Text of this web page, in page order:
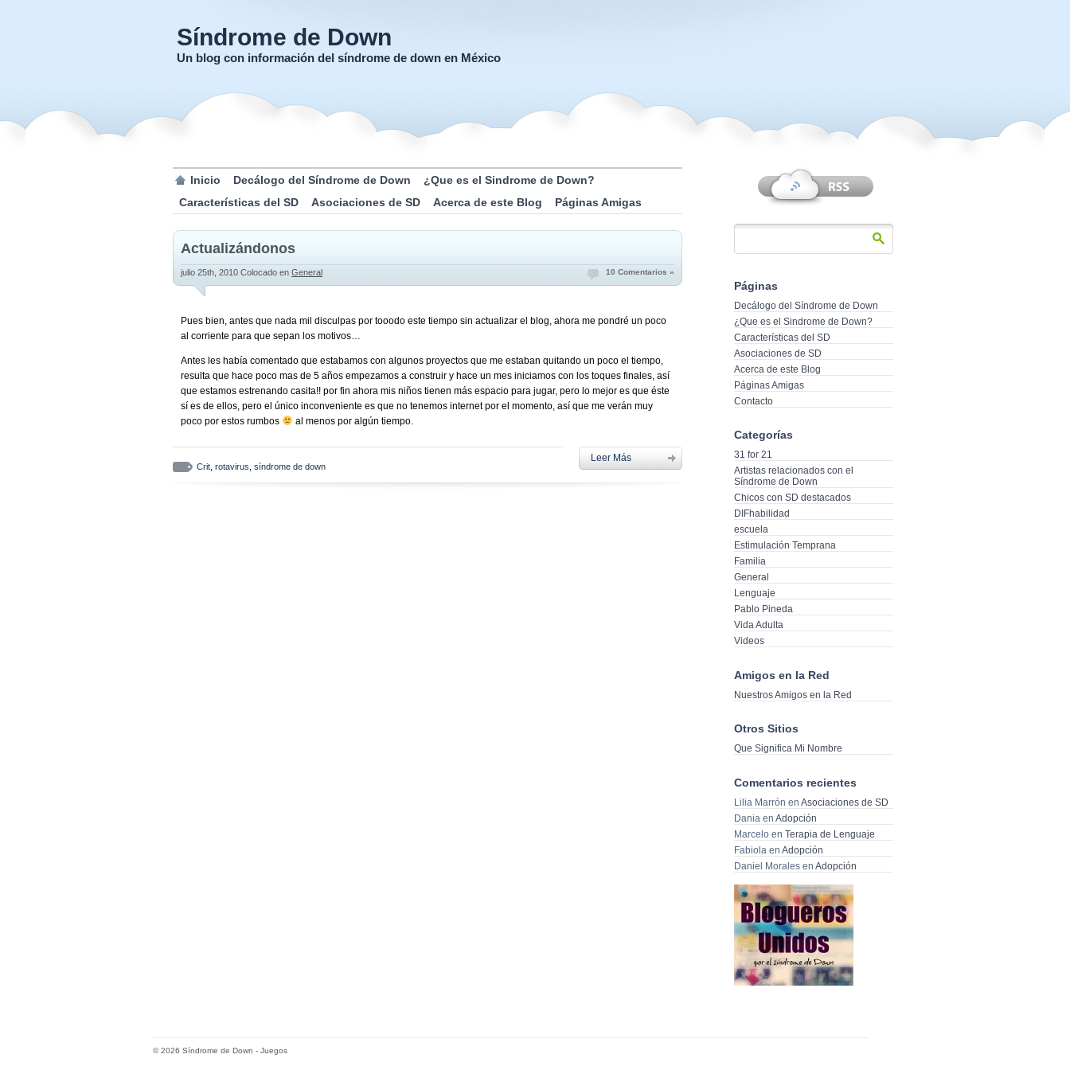
Síndrome de Down
Un blog con información del síndrome de down en México
Inicio Decálogo del Síndrome de Down
¿Que es el Sindrome de Down?
Características del SD
Asociaciones de SD Acerca de este Blog Páginas Amigas
Actualizándonos
julio 25th, 2010 Colocado en General 10 Comentarios »
Pues bien, antes que nada mil disculpas por tooodo este tiempo sin actualizar el blog, ahora me pondré un poco
al corriente para que sepan los motivos…
Antes les había comentado que estabamos con algunos proyectos que me estaban quitando un poco el tiempo,
resulta que hace poco mas de 5 años empezamos a construir y hace un mes iniciamos con los toques finales, así
que estamos estrenando casita!! por fin ahora mis niños tienen más espacio para jugar, pero lo mejor es que éste
sí es de ellos, pero el único inconveniente es que no tenemos internet por el momento, así que me verán muy
poco por estos rumbos
al menos por algún tiempo.
Crit rotavirus síndrome de down
Leer Más
Páginas
Decálogo del Síndrome de Down
¿Que es el Sindrome de Down?
Características del SD
Asociaciones de SD
Acerca de este Blog
Páginas Amigas
Contacto
Categorías
31 for 21
Artistas relacionados con el
Síndrome de Down
Chicos con SD destacados
DIFhabilidad
escuela
Estimulación Temprana
Familia
General
Lenguaje
Pablo Pineda
Vida Adulta
Videos
Amigos en la Red
Nuestros Amigos en la Red
Otros Sitios
Que Significa Mi Nombre
Comentarios recientes
Lilia Marrón en Asociaciones de SD
Dania en Adopción
Marcelo en Terapia de Lenguaje
Fabiola en Adopción
Daniel Morales en Adopción
© 2026 Síndrome de Down - Juegos